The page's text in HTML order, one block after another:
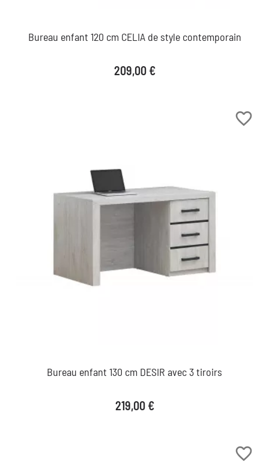
Bureau enfant 120 cm CELIA de style contemporain
Prix
209,00 €
favorite_border
Bureau enfant 130 cm DESIR avec 3 tiroirs
Prix
219,00 €
favorite_border